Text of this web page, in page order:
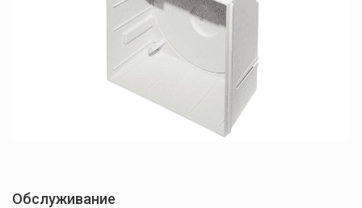
Обслуживание
Нажимая кнопку "Отправить", вы соглашаетесь с